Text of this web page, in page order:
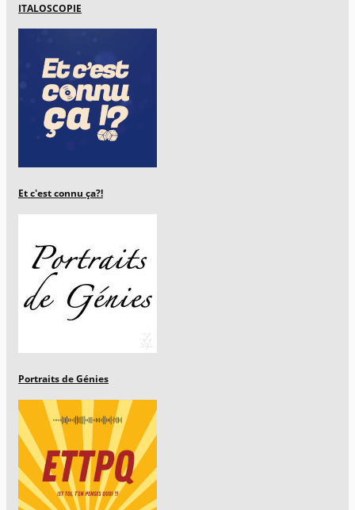
ITALOSCOPIE
Et c'est connu ça?!
Portraits de Génies